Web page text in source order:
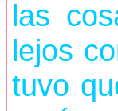
las
lejos
tuvo